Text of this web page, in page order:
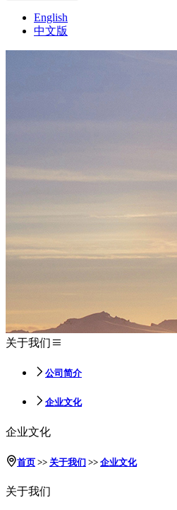
English
中文版
关于我们
公司简介
企业文化
企业文化
首页 >> 关于我们 >> 企业文化
关于我们